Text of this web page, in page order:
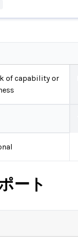
of capability or
ート